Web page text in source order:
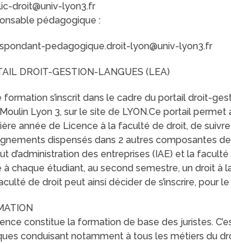
droit@univ-lyon3.fr
pédagogique :
pedagogique.droit-lyon@univ-lyon3.fr
DROIT-GESTION-LANGUES (LEA)
formation s’inscrit dans le cadre du portail droit-
Lyon 3, sur le site de LYON.Ce portail permet
année de Licence à la faculté de droit, de
dispensés dans 2 autres composantes de
d’administration des entreprises (IAE) et la
à chaque étudiant, au second semestre, un droit à
de droit peut ainsi décider de s’inscrire, pour le
constitue la formation de base des juristes.
conduisant notamment à tous les métiers du